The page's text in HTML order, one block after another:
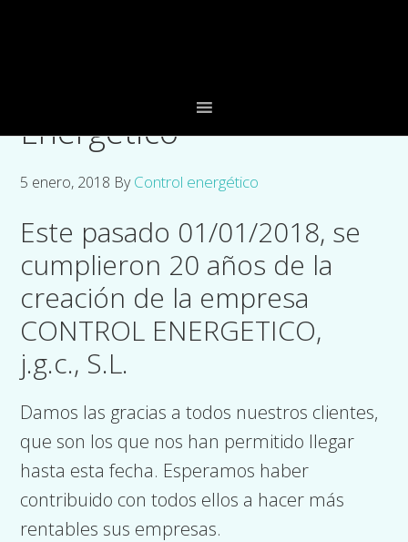
20 aniversario Control
Energetico
5 enero, 2018 ByControl energético
Este pasado 01/01/2018, se
cumplieron 20 años de la
creación de la empresa
CONTROL ENERGETICO,
j.g.c., S.L.
Damos las gracias a todos nuestros clientes,
que son los que nos han permitido llegar
hasta esta fecha. Esperamos haber
contribuido con todos ellos a hacer más
rentables sus empresas.